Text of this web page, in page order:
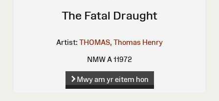
The Fatal Draught
Artist: THOMAS, Thomas Henry
NMW A 11972
Mwy am yr eitem hon